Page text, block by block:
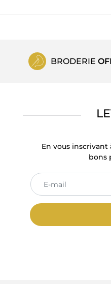
BRODERIE
En vous
bons